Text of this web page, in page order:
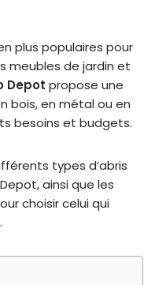
plus populaires pour
meubles de jardin et
Depot propose une
bois, en métal ou en
besoins et budgets.
types d’abris
ainsi que les
choisir celui qui